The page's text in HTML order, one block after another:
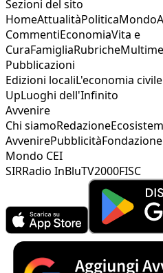
Sezioni del sito
HomeAttualitàPoliticaMondo
CommentiEconomiaVita e
CuraFamigliaRubriche
Pubblicazioni
Edizioni localiL'economia civile
UpLuoghi dell'Infinito
Avvenire
Chi siamoRedazione
AvvenirePubblicità
Mondo CEI
SIRRadio InBluTV2000FISC